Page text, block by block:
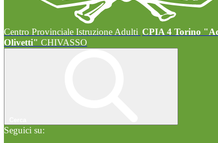
Centro Provinciale Istruzione Adulti CPIA 4 Torino
Olivetti" CHIVASSO
Seguici su: